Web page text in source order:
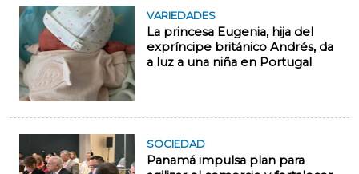
VARIEDADES
La princesa Eugenia, hija del
expríncipe británico Andrés, da
a luz a una niña en Portugal
SOCIEDAD
Panamá impulsa plan para